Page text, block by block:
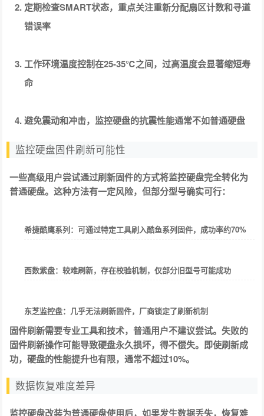
定期检查SMART状态，重点关注重新分配扇区计数和寻道
错误率
工作环境温度控制在25-35℃之间，过高温度会显著缩短寿
命
避免震动和冲击，监控硬盘的抗震性能通常不如普通硬盘
监控硬盘固件刷新可能性
一些高级用户尝试通过刷新固件的方式将监控硬盘完全转化为
普通硬盘。这种方法有一定风险，但部分型号确实可行：
希捷酷鹰系列：可通过特定工具刷入酷鱼系列固件，成功率约70%
西数紫盘：较难刷新，存在校验机制，仅部分旧型号可能成功
东芝监控盘：几乎无法刷新固件，厂商锁定了刷新机制
固件刷新需要专业工具和技术，普通用户不建议尝试。失败的
固件刷新操作可能导致硬盘永久损坏，得不偿失。即使刷新成
功，硬盘的性能提升也有限，通常不超过10%。
数据恢复难度差异
监控硬盘改装为普通硬盘使用后，如果发生数据丢失，恢复难